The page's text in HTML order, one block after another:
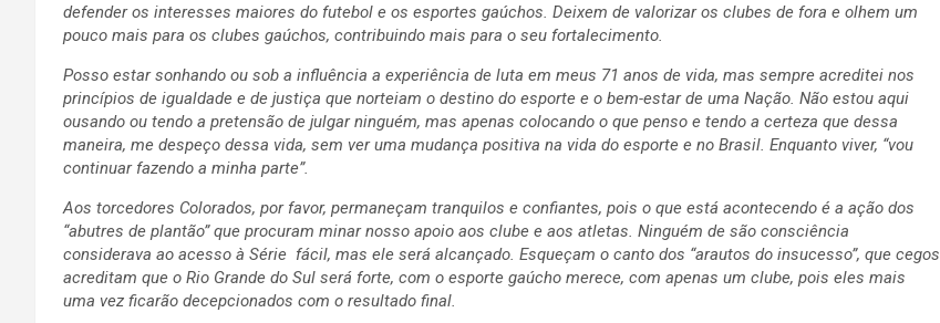
defender os interesses maiores do futebol e os esportes gaúchos. Deixem de valorizar os clubes de fora e olhem um
pouco mais para os clubes gaúchos, contribuindo mais para o seu fortalecimento.
Posso estar sonhando ou sob a influência a experiência de luta em meus 71 anos de vida, mas sempre acreditei nos
princípios de igualdade e de justiça que norteiam o destino do esporte e o bem-estar de uma Nação. Não estou aqui
ousando ou tendo a pretensão de julgar ninguém, mas apenas colocando o que penso e tendo a certeza que dessa
maneira, me despeço dessa vida, sem ver uma mudança positiva na vida do esporte e no Brasil. Enquanto viver, “vou
continuar fazendo a minha parte”.
Aos torcedores Colorados, por favor, permaneçam tranquilos e confiantes, pois o que está acontecendo é a ação dos
“abutres de plantão” que procuram minar nosso apoio aos clube e aos atletas. Ninguém de são consciência
considerava ao acesso à Série fácil, mas ele será alcançado. Esqueçam o canto dos “arautos do insucesso”, que cegos
acreditam que o Rio Grande do Sul será forte, com o esporte gaúcho merece, com apenas um clube, pois eles mais
uma vez ficarão decepcionados com o resultado final.